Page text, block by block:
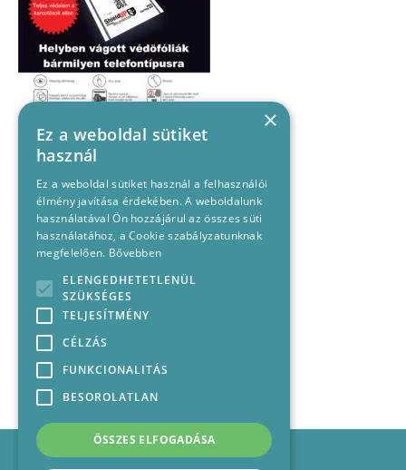
Impresszum
Médiajánlat
×
Ez a weboldal sütiket
használ
Ez a weboldal sütiket használ a felhasználói
élmény javítása érdekében. A weboldalunk
használatával Ön hozzájárul az összes süti
használatához, a Cookie szabályzatunknak
megfelelően. Bővebben
ELENGEDHETETLENÜL
SZÜKSÉGES
TELJESÍTMÉNY
CÉLZÁS
FUNKCIONALITÁS
BESOROLATLAN
ÖSSZES ELFOGADÁSA